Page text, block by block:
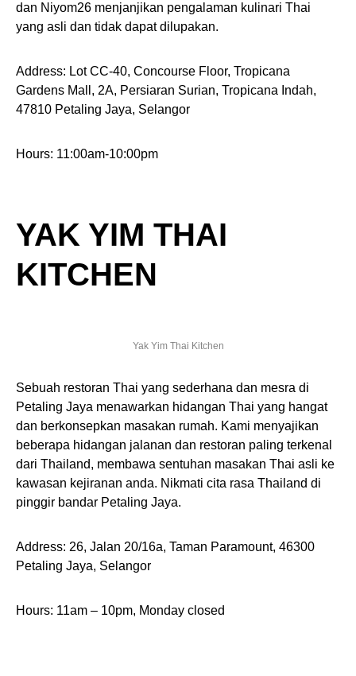
dan Niyom26 menjanjikan pengalaman kulinari Thai
yang asli dan tidak dapat dilupakan.
Address: Lot CC-40, Concourse Floor, Tropicana
Gardens Mall, 2A, Persiaran Surian, Tropicana Indah,
47810 Petaling Jaya, Selangor
Hours: 11:00am-10:00pm
YAK YIM THAI
KITCHEN
Yak Yim Thai Kitchen
Sebuah restoran Thai yang sederhana dan mesra di
Petaling Jaya menawarkan hidangan Thai yang hangat
dan berkonsepkan masakan rumah. Kami menyajikan
beberapa hidangan jalanan dan restoran paling terkenal
dari Thailand, membawa sentuhan masakan Thai asli ke
kawasan kejiranan anda. Nikmati cita rasa Thailand di
pinggir bandar Petaling Jaya.
Address: 26, Jalan 20/16a, Taman Paramount, 46300
Petaling Jaya, Selangor
Hours: 11am – 10pm, Monday closed